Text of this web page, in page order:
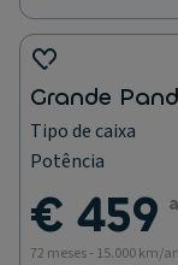
Grande
Tipo de caixa
Potência
€ 459
72 meses - 15.000 km/